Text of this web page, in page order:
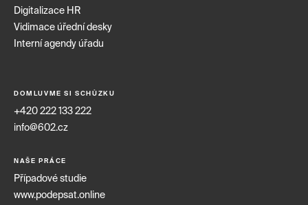
Digitalizace HR
Vidimace úřední desky
Interní agendy úřadu
DOMLUVME SI SCHŮZKU
+420 222 133 222
info@602.cz
NAŠE PRÁCE
Případové studie
www.podepsat.online